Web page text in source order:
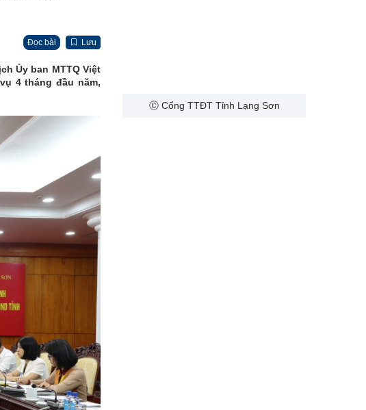
Đọc bài Lưu
Ủy ban MTTQ Việt
4 tháng đầu năm,
Ⓒ Cổng TTĐT Tỉnh Lạng Sơn